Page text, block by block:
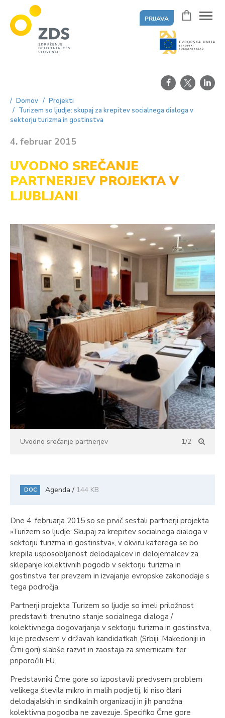
PRIJAVA
Domov
Projekti
Turizem so ljudje: skupaj za krepitev socialnega dialoga v
sektorju turizma in gostinstva
4. februar 2015
UVODNO SREČANJE
PARTNERJEV PROJEKTA V
LJUBLJANI
Uvodno srečanje partnerjev 1/2
DOC Agenda / 144 KB
Dne 4. februarja 2015 so se prvič sestali partnerji projekta
»Turizem so ljudje: Skupaj za krepitev socialnega dialoga v
sektorju turizma in gostinstva«, v okviru katerega se bo
krepila usposobljenost delodajalcev in delojemalcev za
sklepanje kolektivnih pogodb v sektorju turizma in
gostinstva ter prevzem in izvajanje evropske zakonodaje s
tega področja.
Partnerji projekta Turizem so ljudje so imeli priložnost
predstaviti trenutno stanje socialnega dialoga /
kolektivnega dogovarjanja v sektorju turizma in gostinstva,
ki je predvsem v državah kandidatkah (Srbiji, Makedoniji in
Črni gori) slabše razvit in zaostaja za smernicami ter
priporočili EU.
Predstavniki Črne gore so izpostavili predvsem problem
velikega števila mikro in malih podjetij, ki niso člani
delodajalskih in sindikalnih organizacij in jih panožna
kolektivna pogodba ne zavezuje. Specifiko Črne gore